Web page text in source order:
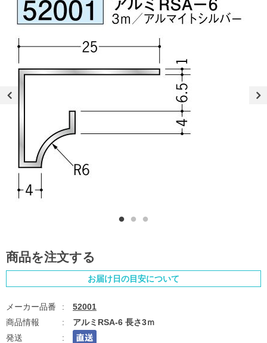
商品を注文する
お届け日の目安について
52001
アルミRSA-6 長さ3ｍ